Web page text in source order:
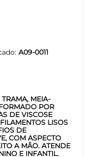
A09-0011
MEIA-
POR
DE VISCOSE
LISOS
DE
COM ASPECTO
A MÃO. ATENDE
E INFANTIL.